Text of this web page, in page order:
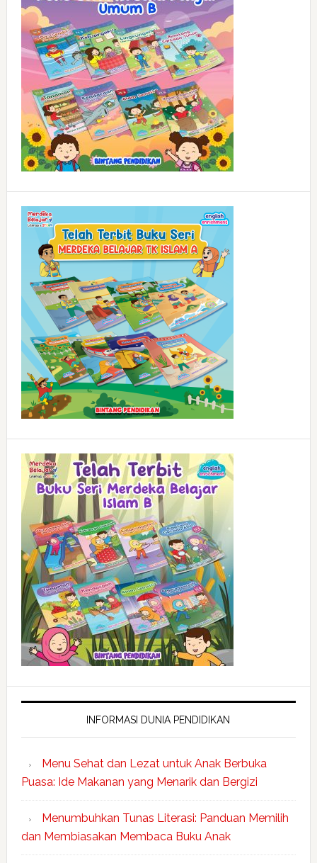
INFORMASI DUNIA PENDIDIKAN
Menu Sehat dan Lezat untuk Anak Berbuka
Puasa: Ide Makanan yang Menarik dan Bergizi
Menumbuhkan Tunas Literasi: Panduan Memilih
dan Membiasakan Membaca Buku Anak